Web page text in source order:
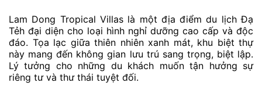
Lam Dong Tropical Villas là một địa điểm du lịch Đạ
Tẻh đại diện cho loại hình nghỉ dưỡng cao cấp và độc
đáo. Tọa lạc giữa thiên nhiên xanh mát, khu biệt thự
này mang đến không gian lưu trú sang trọng, biệt lập.
Lý tưởng cho những du khách muốn tận hưởng sự
riêng tư và thư thái tuyệt đối.